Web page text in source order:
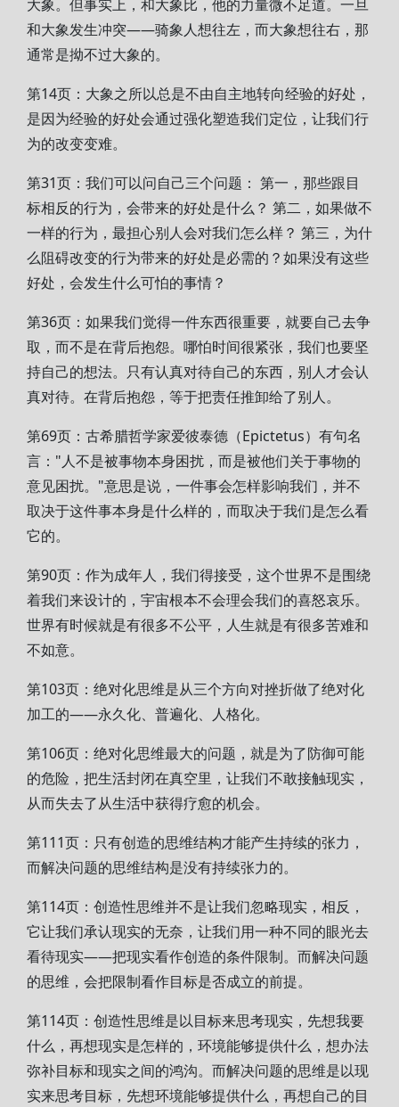
大象。但事实上，和大象比，他的力量微不足道。一旦
和大象发生冲突——骑象人想往左，而大象想往右，那
通常是拗不过大象的。
第14页：大象之所以总是不由自主地转向经验的好处，
是因为经验的好处会通过强化塑造我们定位，让我们行
为的改变变难。
第31页：我们可以问自己三个问题： 第一，那些跟目
标相反的行为，会带来的好处是什么？ 第二，如果做不
一样的行为，最担心别人会对我们怎么样？ 第三，为什
么阻碍改变的行为带来的好处是必需的？如果没有这些
好处，会发生什么可怕的事情？
第36页：如果我们觉得一件东西很重要，就要自己去争
取，而不是在背后抱怨。哪怕时间很紧张，我们也要坚
持自己的想法。只有认真对待自己的东西，别人才会认
真对待。在背后抱怨，等于把责任推卸给了别人。
第69页：古希腊哲学家爱彼泰德（Epictetus）有句名
言："人不是被事物本身困扰，而是被他们关于事物的
意见困扰。"意思是说，一件事会怎样影响我们，并不
取决于这件事本身是什么样的，而取决于我们是怎么看
它的。
第90页：作为成年人，我们得接受，这个世界不是围绕
着我们来设计的，宇宙根本不会理会我们的喜怒哀乐。
世界有时候就是有很多不公平，人生就是有很多苦难和
不如意。
第103页：绝对化思维是从三个方向对挫折做了绝对化
加工的——永久化、普遍化、人格化。
第106页：绝对化思维最大的问题，就是为了防御可能
的危险，把生活封闭在真空里，让我们不敢接触现实，
从而失去了从生活中获得疗愈的机会。
第111页：只有创造的思维结构才能产生持续的张力，
而解决问题的思维结构是没有持续张力的。
第114页：创造性思维并不是让我们忽略现实，相反，
它让我们承认现实的无奈，让我们用一种不同的眼光去
看待现实——把现实看作创造的条件限制。而解决问题
的思维，会把限制看作目标是否成立的前提。
第114页：创造性思维是以目标来思考现实，先想我要
什么，再想现实是怎样的，环境能够提供什么，想办法
弥补目标和现实之间的鸿沟。而解决问题的思维是以现
实来思考目标，先想环境能够提供什么，再想自己的目